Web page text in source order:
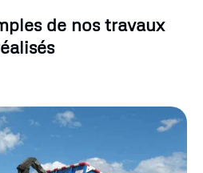
de nos travaux